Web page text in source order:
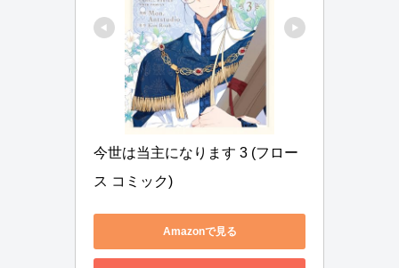
今世は当主になります 3 (フロー
ス コミック)
Amazonで見る